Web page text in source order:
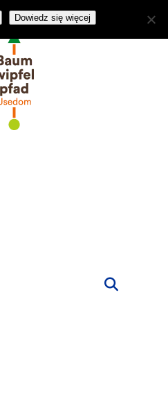
Dowiedz się więcej